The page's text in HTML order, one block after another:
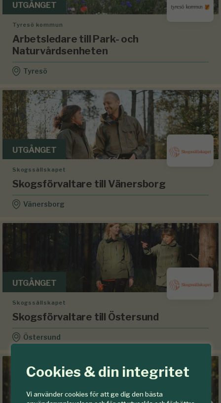
Cookies & din integritet
Vi använder cookies för att ge dig den bästa
UTGÅNGET
Tyresö kommun
Arbetsledare till Park- och
Naturvårdsenheten
Tyresö
UTGÅNGET
Skogssällskapet
Skogsförvaltare till Vänersborg
Vänersborg
UTGÅNGET
Skogssällskapet
Skogsförvaltare till Östersund
Östersund